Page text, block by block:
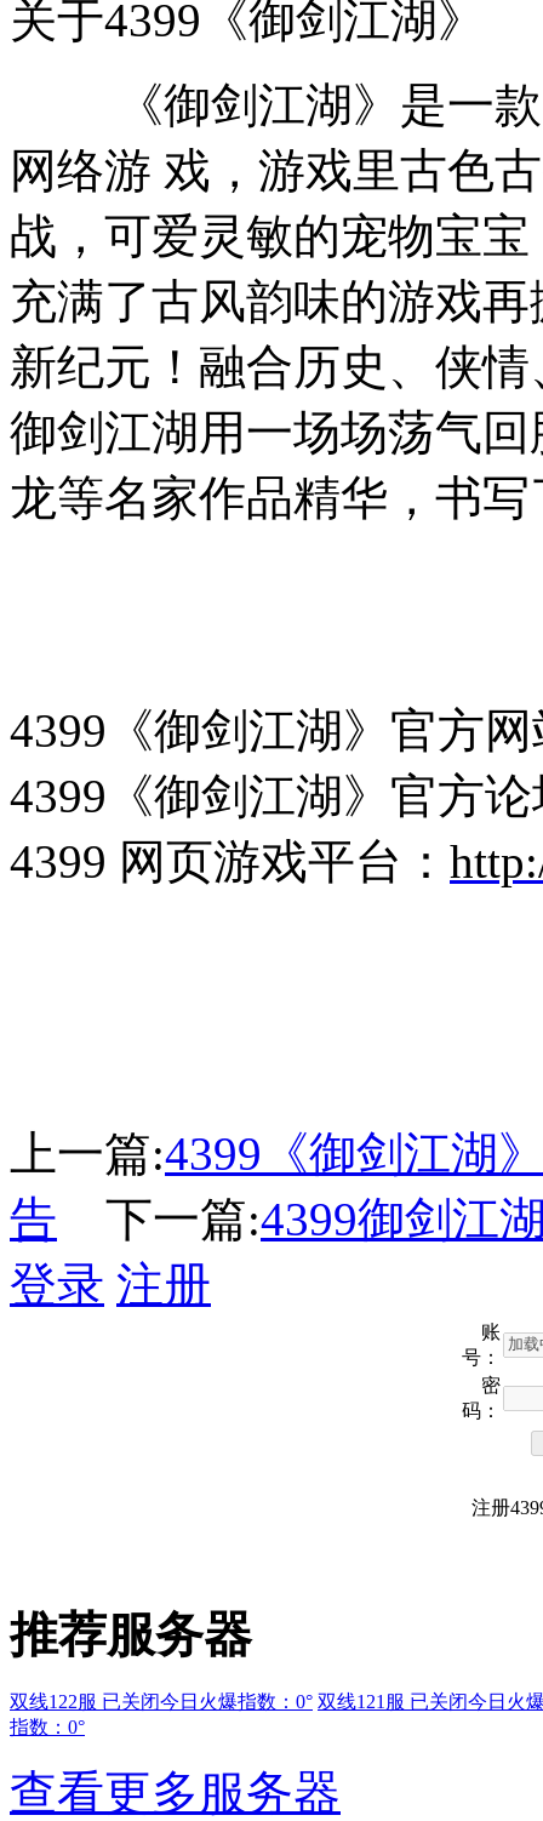
关于4399《御剑江湖》
《御剑江湖》是一款
网络游 戏，游戏里古色
战，可爱灵敏的宠物宝
充满了古风韵味的游戏
新纪元！融合历史、侠
御剑江湖用一场场荡气
龙等名家作品精华，书
4399《御剑江湖》官方
4399《御剑江湖》官方
4399 网页游戏平台：
上一篇:4399《御剑江湖
告 下一篇:4399御剑江
登录 注册
账
号：
密
码：
注册
推荐服务器
双线122服 已关闭今日火爆指数：0° 双线121服 已关闭今日火
指数：0°
查看更多服务器